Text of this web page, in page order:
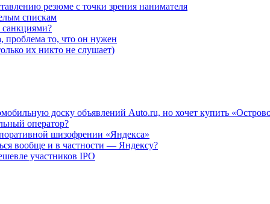
резюме с точки зрения нанимателя
спискам
санкциями?
проблема то, что он нужен
их никто не слушает)
доску объявлений Auto.ru, но хочет купить
оператор?
шизофрении «Яндекса»
вообще и в частности — Яндексу?
участников IPO